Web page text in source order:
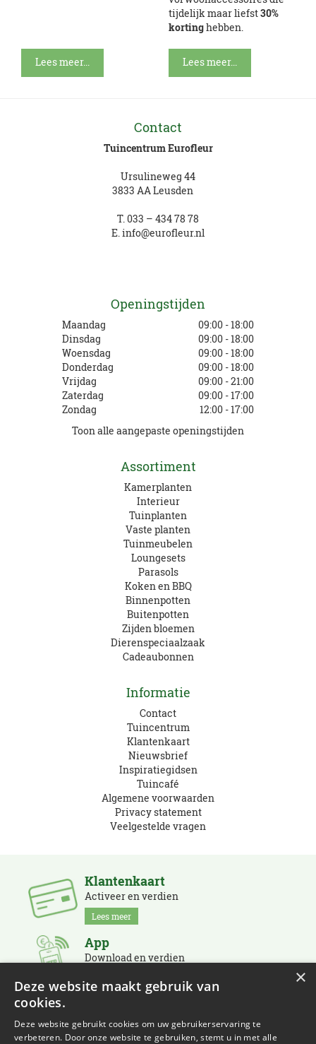
Lees meer...
tijdelijk maar liefst30%
kortinghebben.
Lees meer...
Contact
Tuincentrum Eurofleur
Ursulineweg 44
3833 AA Leusden
T. 033 – 434 78 78
E. info@eurofleur.nl
Openingstijden
Maandag
09:00 - 18:00
Dinsdag
09:00 - 18:00
Woensdag
09:00 - 18:00
Donderdag
09:00 - 18:00
Vrijdag
09:00 - 21:00
Zaterdag
09:00 - 17:00
Zondag
12:00 - 17:00
Toon alle aangepaste openingstijden
Assortiment
Kamerplanten
Interieur
Tuinplanten
Vaste planten
Tuinmeubelen
Loungesets
Parasols
Koken en BBQ
Binnenpotten
Buitenpotten
Zijden bloemen
Dierenspeciaalzaak
Cadeaubonnen
Informatie
Contact
Tuincentrum
Klantenkaart
Nieuwsbrief
Inspiratiegidsen
Tuincafé
Algemene voorwaarden
Privacy statement
Veelgestelde vragen
Klantenkaart
Activeer en verdien
Lees meer
App
Download en verdien
Schrijf je in en blijf op de hoogte
Lees meer
×
Deze website maakt gebruik van
cookies.
Deze website gebruikt cookies om uw gebruikerservaring te
verbeteren. Door onze website te gebruiken, stemt u in met alle